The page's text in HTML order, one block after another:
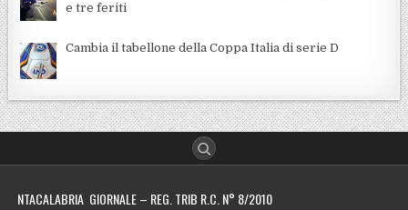
e tre feriti
Cambia il tabellone della Coppa Italia di serie D
NTACALABRIA GIORNALE – REG. TRIB R.C. N° 8/2010